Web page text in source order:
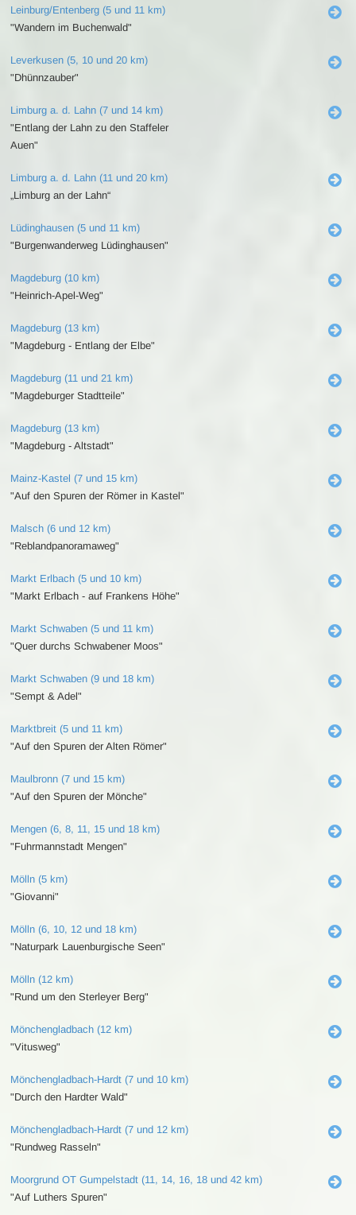
Leinburg/Entenberg (5 und 11 km)
"Wandern im Buchenwald"
Leverkusen (5, 10 und 20 km)
"Dhünnzauber"
Limburg a. d. Lahn (7 und 14 km)
"Entlang der Lahn zu den Staffeler
Auen"
Limburg a. d. Lahn (11 und 20 km)
„Limburg an der Lahn“
Lüdinghausen (5 und 11 km)
"Burgenwanderweg Lüdinghausen"
Magdeburg (10 km)
"Heinrich-Apel-Weg"
Magdeburg (13 km)
"Magdeburg - Entlang der Elbe"
Magdeburg (11 und 21 km)
"Magdeburger Stadtteile"
Magdeburg (13 km)
"Magdeburg - Altstadt"
Mainz-Kastel (7 und 15 km)
"Auf den Spuren der Römer in Kastel"
Malsch (6 und 12 km)
"Reblandpanoramaweg"
Markt Erlbach (5 und 10 km)
"Markt Erlbach - auf Frankens Höhe"
Markt Schwaben (5 und 11 km)
"Quer durchs Schwabener Moos"
Markt Schwaben (9 und 18 km)
"Sempt & Adel"
Marktbreit (5 und 11 km)
"Auf den Spuren der Alten Römer"
Maulbronn (7 und 15 km)
"Auf den Spuren der Mönche"
Mengen (6, 8, 11, 15 und 18 km)
"Fuhrmannstadt Mengen"
Mölln (5 km)
"Giovanni"
Mölln (6, 10, 12 und 18 km)
"Naturpark Lauenburgische Seen"
Mölln (12 km)
"Rund um den Sterleyer Berg"
Mönchengladbach (12 km)
"Vitusweg"
Mönchengladbach-Hardt (7 und 10 km)
"Durch den Hardter Wald"
Mönchengladbach-Hardt (7 und 12 km)
"Rundweg Rasseln"
Moorgrund OT Gumpelstadt (11, 14, 16, 18 und 42 km)
"Auf Luthers Spuren"